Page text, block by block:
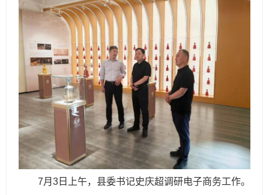
7月3日上午，县委书记史庆超调研电子商务工作。